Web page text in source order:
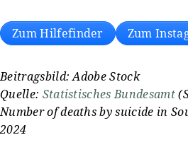
Zum Hilfefinder Zum
Beitragsbild: Adobe Stock
Quelle: Statistisches Bundesamt
Number of deaths by suicide in
2024